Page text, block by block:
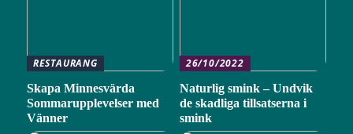
RESTAURANG
Skapa Minnesvärda
Sommarupplevelser med
Vänner
26/10/2022
Naturlig smink – Undvik
de skadliga tillsatserna i
smink